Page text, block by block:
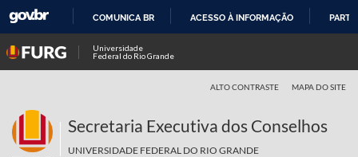
COMUNICA BR ACESSO À INFORMAÇÃO
Universidade
Federal do Rio Grande
ALTO CONTRASTE MAPA DO SITE
Secretaria Executiva dos Conselhos
UNIVERSIDADE FEDERAL DO RIO GRANDE